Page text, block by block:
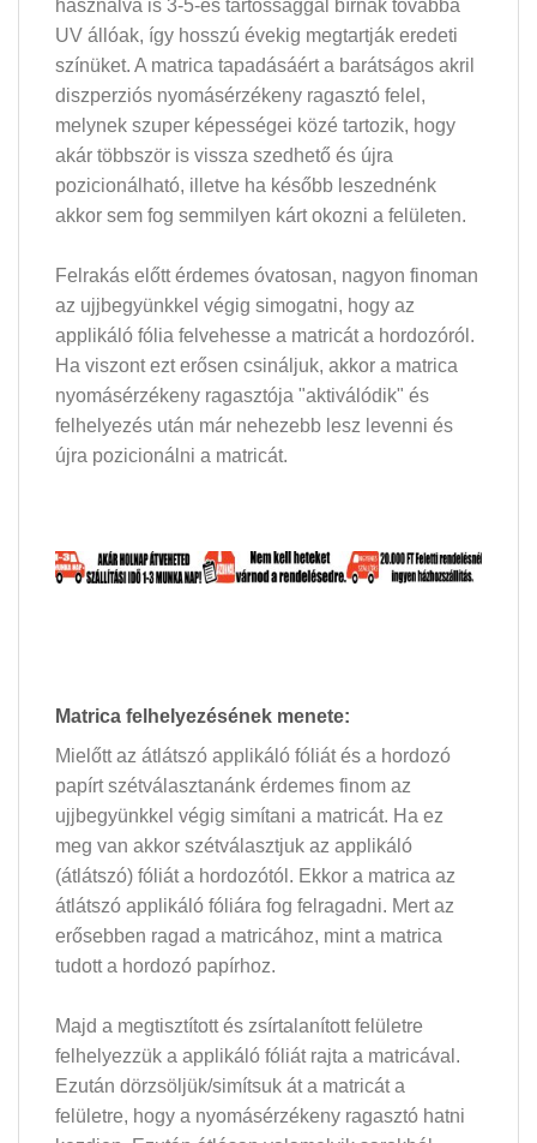
használva is 3-5-es tartóssággal bírnak továbbá
UV állóak, így hosszú évekig megtartják eredeti
színüket. A matrica tapadásáért a barátságos akril
diszperziós nyomásérzékeny ragasztó felel,
melynek szuper képességei közé tartozik, hogy
akár többször is vissza szedhető és újra
pozicionálható, illetve ha később leszednénk
akkor sem fog semmilyen kárt okozni a felületen.
Felrakás előtt érdemes óvatosan, nagyon finoman
az ujjbegyünkkel végig simogatni, hogy az
applikáló fólia felvehesse a matricát a hordozóról.
Ha viszont ezt erősen csináljuk, akkor a matrica
nyomásérzékeny ragasztója "aktiválódik" és
felhelyezés után már nehezebb lesz levenni és
újra pozicionálni a matricát.
Matrica felhelyezésének menete:
Mielőtt az átlátszó applikáló fóliát és a hordozó
papírt szétválasztanánk érdemes finom az
ujjbegyünkkel végig simítani a matricát. Ha ez
meg van akkor szétválasztjuk az applikáló
(átlátszó) fóliát a hordozótól. Ekkor a matrica az
átlátszó applikáló fóliára fog felragadni. Mert az
erősebben ragad a matricához, mint a matrica
tudott a hordozó papírhoz.
Majd a megtisztított és zsírtalanított felületre
felhelyezzük a applikáló fóliát rajta a matricával.
Ezután dörzsöljük/simítsuk át a matricát a
felületre, hogy a nyomásérzékeny ragasztó hatni